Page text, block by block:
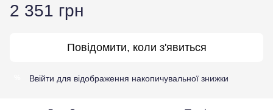
2 351 грн
Повідомити, коли з'явиться
Ввійти для відображення накопичувальної знижки